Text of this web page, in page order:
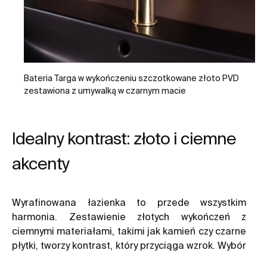
Bateria Targa w wykończeniu szczotkowane złoto PVD
zestawiona z umywalką w czarnym macie
Idealny kontrast: złoto i ciemne
akcenty
Wyrafinowana łazienka to przede wszystkim
harmonia. Zestawienie złotych wykończeń z
ciemnymi materiałami, takimi jak kamień czy czarne
płytki, tworzy kontrast, który przyciąga wzrok. Wybór